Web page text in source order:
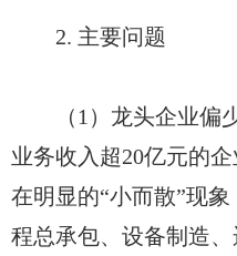
2. 主要问题
（1）龙头企业偏少
业务收入超20亿元的
在明显的“小而散”现
程总承包、设备制造